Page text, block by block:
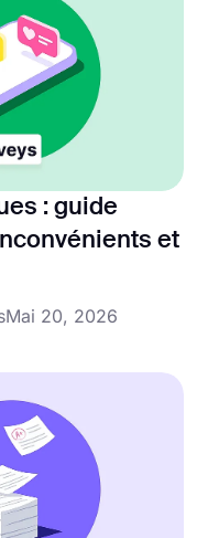
: guide
et
Mai 20, 2026